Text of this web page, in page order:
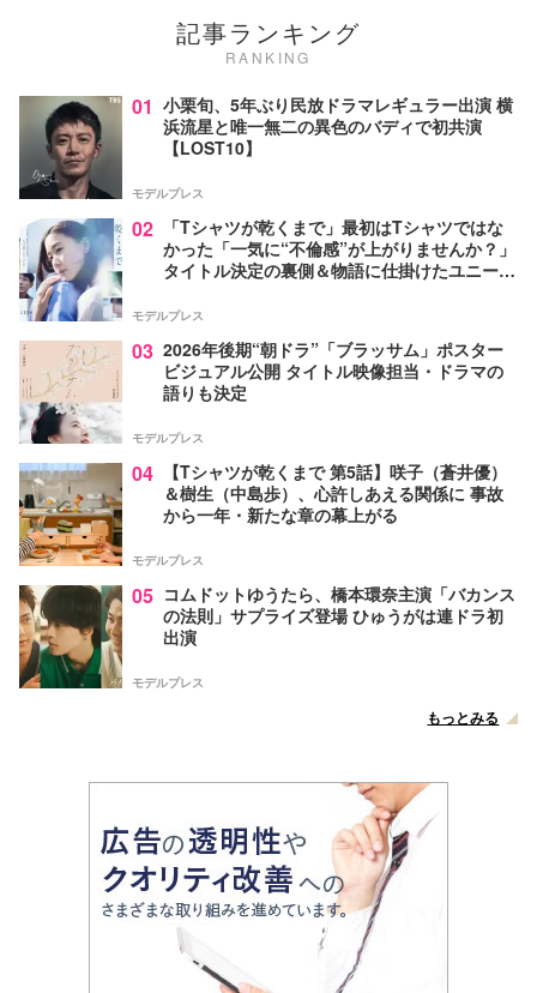
記事ランキング
RANKING
01 小栗旬、5年ぶり民放ドラマレギュラー出演 横
浜流星と唯一無二の異色のバディで初共演
【LOST10】
モデルプレス
02
「Tシャツが乾くまで」最初はTシャツではな
かった「一気に“不倫感”が上がりませんか？」
タイトル決定の裏側＆物語に仕掛けたユニーク
モデルプレス
03 2026年後期“朝ドラ”「ブラッサム」ポスター
ビジュアル公開 タイトル映像担当・ドラマの
語りも決定
モデルプレス
04
【Tシャツが乾くまで 第5話】咲子（蒼井優）
＆樹生（中島歩）、心許しあえる関係に 事故
から一年・新たな章の幕上がる
モデルプレス
05 コムドットゆうたら、橋本環奈主演「バカンス
の法則」サプライズ登場 ひゅうがは連ドラ初
出演
モデルプレス
もっとみる